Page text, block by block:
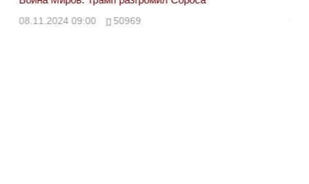
08.11.2024 09:00 50969